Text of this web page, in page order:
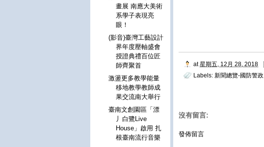
at 星期五, 12月 28, 2018
Labels: 新聞總覽-國防警政
沒有留言:
發佈留言
畫展 南應大美術
系學子表現亮
眼！
(影音)臺灣工藝設計
界年度壓軸盛會
授證典禮百位匠
師齊聚首
激盪更多教學能量
移地教學教師成
果交流南大舉行
臺南文創園區「漂
丿白鷺Live
House」啟用 扎
根臺南流行音樂